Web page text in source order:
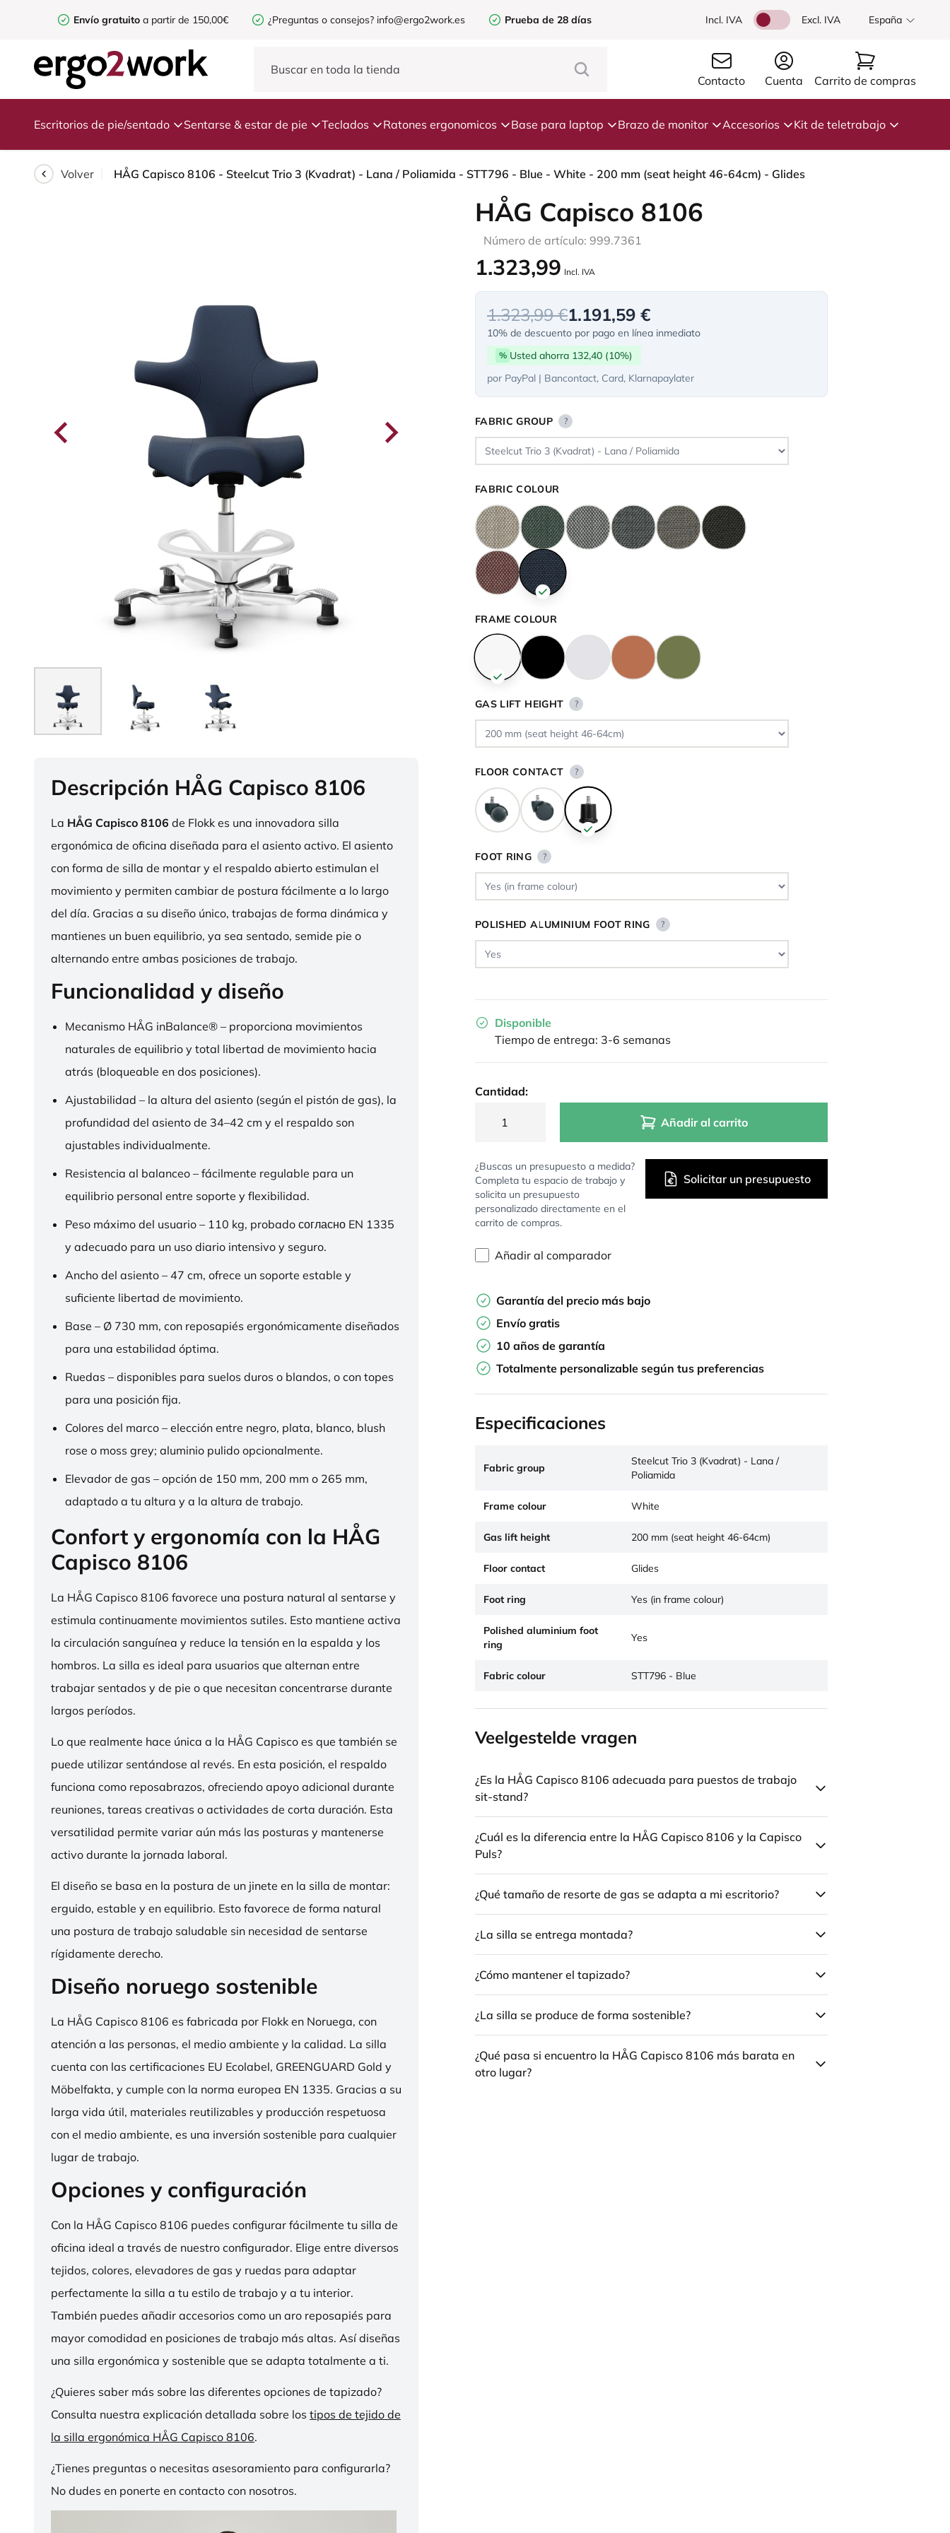
Envío gratuito a partir de 150,00€ ¿Preguntas o consejos? info@ergo2work.es Prueba de 28 días Incl. IVA Excl. IVA España
Contacto Cuenta Carrito de compras
Escritorios de pie/sentado Sentarse & estar de pie Teclados Ratones ergonomicos Base para laptop Brazo de monitor Accesorios Kit de teletrabajo
Volver HÅG Capisco 8106 - Steelcut Trio 3 (Kvadrat) - Lana / Poliamida - STT796 - Blue - White - 200 mm (seat height 46-64cm) - Glides
Descripción HÅG Capisco 8106
La HÅG Capisco 8106 de Flokk es una innovadora silla
ergonómica de oficina diseñada para el asiento activo. El asiento
con forma de silla de montar y el respaldo abierto estimulan el
movimiento y permiten cambiar de postura fácilmente a lo largo
del día. Gracias a su diseño único, trabajas de forma dinámica y
mantienes un buen equilibrio, ya sea sentado, semide pie o
alternando entre ambas posiciones de trabajo.
Funcionalidad y diseño
Mecanismo HÅG inBalance® – proporciona movimientos
naturales de equilibrio y total libertad de movimiento hacia
atrás (bloqueable en dos posiciones).
Ajustabilidad – la altura del asiento (según el pistón de gas), la
profundidad del asiento de 34–42 cm y el respaldo son
ajustables individualmente.
Resistencia al balanceo – fácilmente regulable para un
equilibrio personal entre soporte y flexibilidad.
Peso máximo del usuario – 110 kg, probado согласно EN 1335
y adecuado para un uso diario intensivo y seguro.
Ancho del asiento – 47 cm, ofrece un soporte estable y
suficiente libertad de movimiento.
Base – Ø 730 mm, con reposapiés ergonómicamente diseñados
para una estabilidad óptima.
Ruedas – disponibles para suelos duros o blandos, o con topes
para una posición fija.
Colores del marco – elección entre negro, plata, blanco, blush
rose o moss grey; aluminio pulido opcionalmente.
Elevador de gas – opción de 150 mm, 200 mm o 265 mm,
adaptado a tu altura y a la altura de trabajo.
Confort y ergonomía con la HÅG
Capisco 8106
La HÅG Capisco 8106 favorece una postura natural al sentarse y
estimula continuamente movimientos sutiles. Esto mantiene activa
la circulación sanguínea y reduce la tensión en la espalda y los
hombros. La silla es ideal para usuarios que alternan entre
trabajar sentados y de pie o que necesitan concentrarse durante
largos períodos.
Lo que realmente hace única a la HÅG Capisco es que también se
puede utilizar sentándose al revés. En esta posición, el respaldo
funciona como reposabrazos, ofreciendo apoyo adicional durante
reuniones, tareas creativas o actividades de corta duración. Esta
versatilidad permite variar aún más las posturas y mantenerse
activo durante la jornada laboral.
El diseño se basa en la postura de un jinete en la silla de montar:
erguido, estable y en equilibrio. Esto favorece de forma natural
una postura de trabajo saludable sin necesidad de sentarse
rígidamente derecho.
Diseño noruego sostenible
La HÅG Capisco 8106 es fabricada por Flokk en Noruega, con
atención a las personas, el medio ambiente y la calidad. La silla
cuenta con las certificaciones EU Ecolabel, GREENGUARD Gold y
Möbelfakta, y cumple con la norma europea EN 1335. Gracias a su
larga vida útil, materiales reutilizables y producción respetuosa
con el medio ambiente, es una inversión sostenible para cualquier
lugar de trabajo.
Opciones y configuración
Con la HÅG Capisco 8106 puedes configurar fácilmente tu silla de
oficina ideal a través de nuestro configurador. Elige entre diversos
tejidos, colores, elevadores de gas y ruedas para adaptar
perfectamente la silla a tu estilo de trabajo y a tu interior.
También puedes añadir accesorios como un aro reposapiés para
mayor comodidad en posiciones de trabajo más altas. Así diseñas
una silla ergonómica y sostenible que se adapta totalmente a ti.
¿Quieres saber más sobre las diferentes opciones de tapizado?
Consulta nuestra explicación detallada sobre los tipos de tejido de
la silla ergonómica HÅG Capisco 8106.
¿Tienes preguntas o necesitas asesoramiento para configurarla?
No dudes en ponerte en contacto con nosotros.
HÅG Capisco 8106
Número de artículo: 999.7361
1.323,99 Incl. IVA
1.323,99 €1.191,59 €
10% de descuento por pago en línea inmediato
% Usted ahorra 132,40 (10%)
por PayPal | Bancontact, Card, Klarnapaylater
FABRIC GROUP ?
FABRIC COLOUR
FRAME COLOUR
GAS LIFT HEIGHT ?
FLOOR CONTACT ?
FOOT RING ?
POLISHED ALUMINIUM FOOT RING ?
Disponible
Tiempo de entrega: 3-6 semanas
Cantidad:
Añadir al carrito
¿Buscas un presupuesto a medida?
Completa tu espacio de trabajo y
solicita un presupuesto
personalizado directamente en el
carrito de compras.
Solicitar un presupuesto
Añadir al comparador
Garantía del precio más bajo
Envío gratis
10 años de garantía
Totalmente personalizable según tus preferencias
Especificaciones
Fabric group
Steelcut Trio 3 (Kvadrat) - Lana /
Poliamida
Frame colour White
Gas lift height 200 mm (seat height 46-64cm)
Floor contact Glides
Foot ring Yes (in frame colour)
Polished aluminium foot
ring
Yes
Fabric colour STT796 - Blue
Veelgestelde vragen
¿Es la HÅG Capisco 8106 adecuada para puestos de trabajo
sit-stand?
¿Cuál es la diferencia entre la HÅG Capisco 8106 y la Capisco
Puls?
¿Qué tamaño de resorte de gas se adapta a mi escritorio?
¿La silla se entrega montada?
¿Cómo mantener el tapizado?
¿La silla se produce de forma sostenible?
¿Qué pasa si encuentro la HÅG Capisco 8106 más barata en
otro lugar?